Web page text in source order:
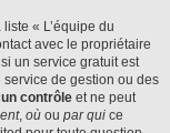
« L’équipe du
avec le propriétaire
un service gratuit est
service de gestion ou des
contrôle et ne peut
, où ou par qui ce